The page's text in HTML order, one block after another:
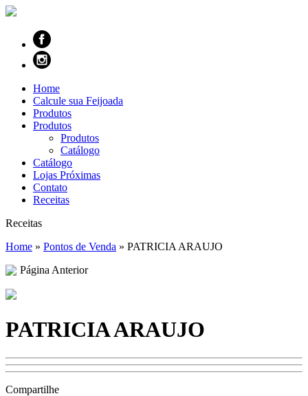
Home
Calcule sua Feijoada
Produtos
Produtos
Produtos
Catálogo
Catálogo
Lojas Próximas
Contato
Receitas
Receitas
Home » Pontos de Venda » PATRICIA ARAUJO
Página Anterior
PATRICIA ARAUJO
Compartilhe